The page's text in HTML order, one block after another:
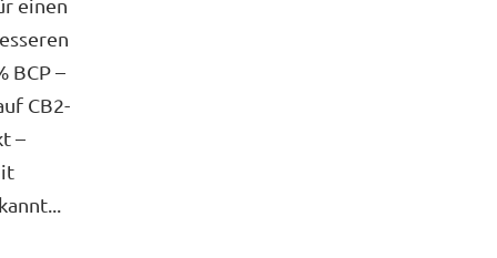
einen
BCP –
CB2-
–